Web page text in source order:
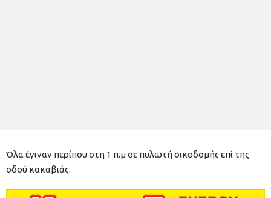
Όλα έγιναν περίπου στη 1 π.μ σε πυλωτή οικοδομής επί της
οδού κακαβιάς.